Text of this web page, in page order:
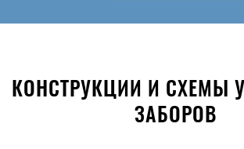
КОНСТРУКЦИИ И СХЕМЫ
ЗАБОРОВ